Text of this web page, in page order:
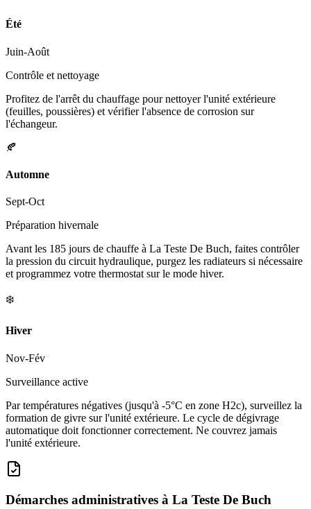
Été
Juin-Août
Contrôle et nettoyage
Profitez de l'arrêt du chauffage pour nettoyer l'unité extérieure
(feuilles, poussières) et vérifier l'absence de corrosion sur
l'échangeur.
🍂
Automne
Sept-Oct
Préparation hivernale
Avant les 185 jours de chauffe à La Teste De Buch, faites contrôler
la pression du circuit hydraulique, purgez les radiateurs si nécessaire
et programmez votre thermostat sur le mode hiver.
❄️
Hiver
Nov-Fév
Surveillance active
Par températures négatives (jusqu'à -5°C en zone H2c), surveillez la
formation de givre sur l'unité extérieure. Le cycle de dégivrage
automatique doit fonctionner correctement. Ne couvrez jamais
l'unité extérieure.
Démarches administratives à La Teste De Buch